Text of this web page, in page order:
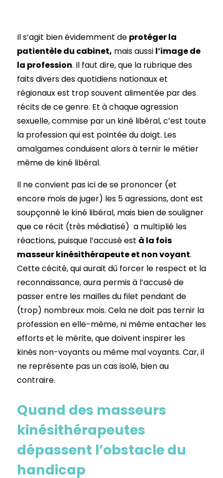
Il s’agit bien évidemment de protéger la
patientèle du cabinet, mais aussi l’image de
la profession. Il faut dire, que la rubrique des
faits divers des quotidiens nationaux et
régionaux est trop souvent alimentée par des
récits de ce genre. Et à chaque agression
sexuelle, commise par un kiné libéral, c’est toute
la profession qui est pointée du doigt. Les
amalgames conduisent alors à ternir le métier
même de kiné libéral.
Il ne convient pas ici de se prononcer (et
encore mois de juger) les 5 agressions, dont est
soupçonné le kiné libéral, mais bien de souligner
que ce récit (très médiatisé) a multiplié les
réactions, puisque l’accusé est à la fois
masseur kinésithérapeute et non voyant.
Cette cécité, qui aurait dû forcer le respect et la
reconnaissance, aura permis à l’accusé de
passer entre les mailles du filet pendant de
(trop) nombreux mois. Cela ne doit pas ternir la
profession en elle-même, ni même entacher les
efforts et le mérite, que doivent inspirer les
kinés non-voyants ou même mal voyants. Car, il
ne représente pas un cas isolé, bien au
contraire.
Quand des masseurs
kinésithérapeutes
dépassent l’obstacle du
handicap